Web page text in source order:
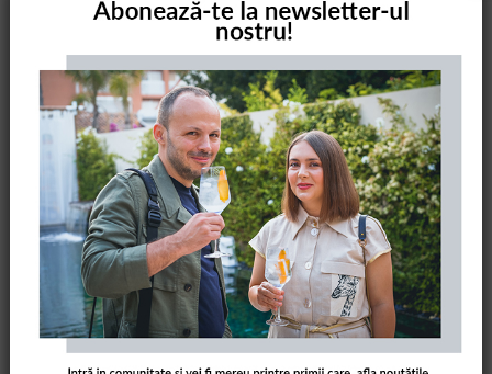
Există 3 mari argumente pentru a vizita Slovenia:
peisajul plin de oportunități pentru iubitorii de natură,
vinurile naturale și, bineînțeles, Hiša Franko, una
dintre cele mai interesante adrese …[Read more...]
EAT & TRAVEL
WORLD'S 50 BEST
Mikla, Neolokal: revoluția gastronomică
din Turcia